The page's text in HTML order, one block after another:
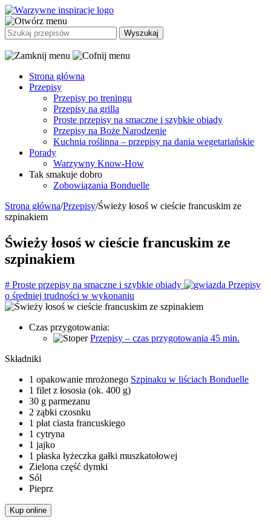
Strona główna
Przepisy
Przepisy po treningu
Przepisy na grilla
Proste przepisy na smaczne i szybkie obiady
Przepisy na Boże Narodzenie
Kuchnia roślinna – przepisy na dania wegetariańskie
Porady
Warzywny Know-How
Tak smakuje dobro
Zobowiązania Bonduelle
Strona główna/Przepisy/Świeży łosoś w cieście francuskim ze
szpinakiem
Świeży łosoś w cieście francuskim ze
szpinakiem
# Proste przepisy na smaczne i szybkie obiady
Przepisy
o średniej trudności w wykonaniu
Czas przygotowania:
Przepisy – czas przygotowania 45 min.
Składniki
1 opakowanie mrożonego Szpinaku w liściach Bonduelle
1 filet z łososia (ok. 400 g)
30 g parmezanu
2 ząbki czosnku
1 płat ciasta francuskiego
1 cytryna
1 jajko
1 płaska łyżeczka gałki muszkatołowej
Zielona część dymki
Sól
Pieprz
Kup online